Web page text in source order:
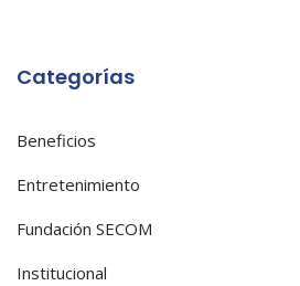
Categorías
Beneficios
Entretenimiento
Fundación SECOM
Institucional